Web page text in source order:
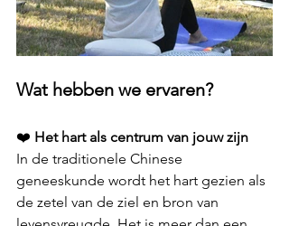
Wat hebben we ervaren?
❤️ Het hart als centrum van jouw zijn
In de traditionele Chinese
geneeskunde wordt het hart gezien als
de zetel van de ziel en bron van